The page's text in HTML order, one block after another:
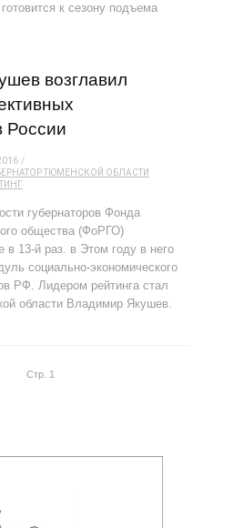
к сезону подъема
возглавил
России
ТЮМЕНСКОЙ ОБЛАСТИ
губернаторов Фонда
общества (ФоРГО)
в 13-й раз. в Этом году в него
социально-экономического
РФ. Лидером рейтинга стал
области Владимир Якушев.
Стр. 1